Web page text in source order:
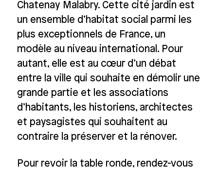
Chatenay Malabry. Cette cité jardin est
un ensemble d’habitat social parmi les
plus exceptionnels de France, un
modèle au niveau international. Pour
autant, elle est au cœur d’un débat
entre la ville qui souhaite en démolir une
grande partie et les associations
d’habitants, les historiens, architectes
et paysagistes qui souhaitent au
contraire la préserver et la rénover.
Pour revoir la table ronde, rendez-vous